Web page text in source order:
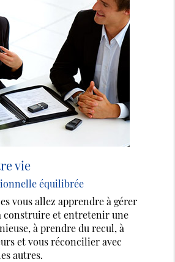
vie
équilibrée
vous allez apprendre à gérer
construire et entretenir une
à prendre du recul, à
et vous réconcilier avec
autres.